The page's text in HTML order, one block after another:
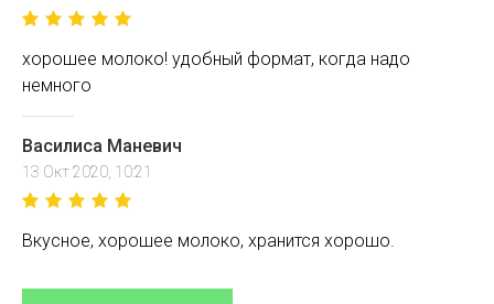
хорошее молоко! удобный формат, когда надо
немного
Василиса Маневич
13 Окт 2020, 10:21
Вкусное, хорошее молоко, хранится хорошо.